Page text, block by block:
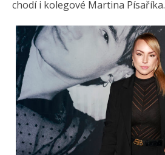
chodí i kolegové Martina Písaříka.